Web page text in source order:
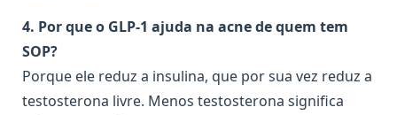
4. Por que o GLP-1 ajuda na acne de quem tem
SOP?
Porque ele reduz a insulina, que por sua vez reduz a
testosterona livre. Menos testosterona significa